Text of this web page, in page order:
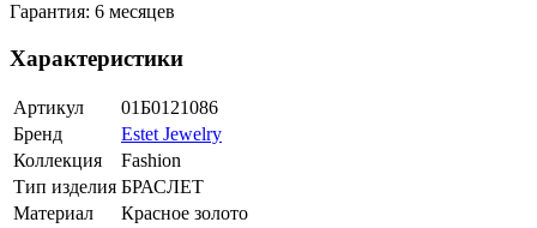
Гарантия: 6 месяцев
Характеристики
Артикул
01Б0121086
Бренд
Estet Jewelry
Коллекция
Fashion
Тип изделия БРАСЛЕТ
Материал
Красное золото